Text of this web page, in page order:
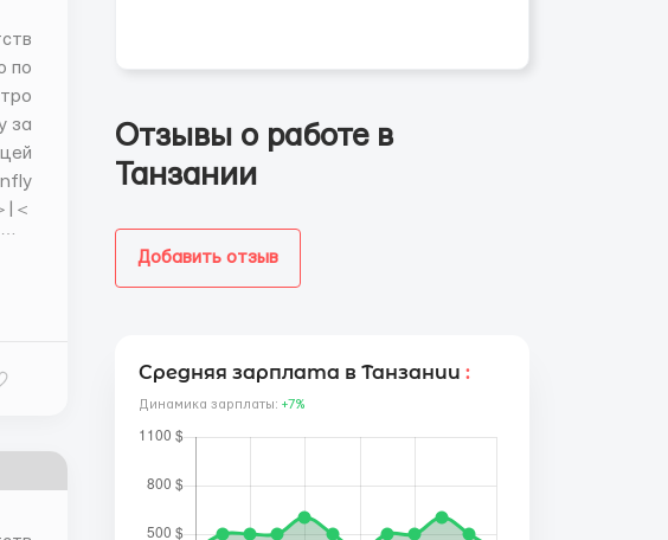
Отзывы о работе в
Танзании
Добавить отзыв
Средняя зарплата в Танзании :
Динамика зарплаты: +7%